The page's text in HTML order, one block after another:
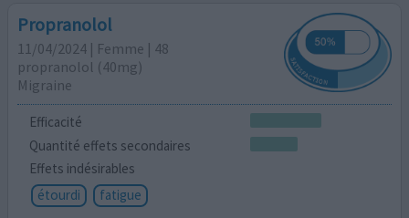
Propranolol
11/04/2024 | Femme | 48
propranolol (40mg)
Migraine
Efficacité
Quantité effets secondaires
Effets indésirables
étourdi
fatigue